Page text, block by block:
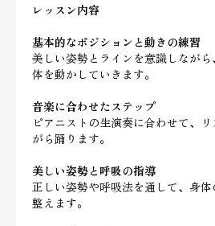
レッスン内容
基本的なポジションと動きの練習
美しい姿勢とラインを意識しなが
体を動かしていきます。
音楽に合わせたステップ
ピアニストの生演奏に合わせて、
がら踊ります。
美しい姿勢と呼吸の指導
正しい姿勢や呼吸法を通して、身
整えます。